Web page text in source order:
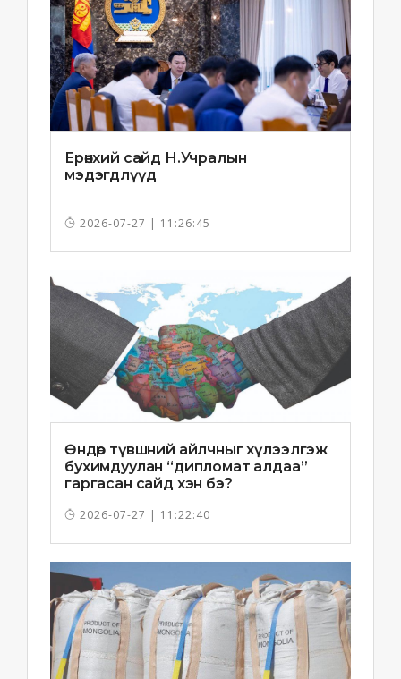
Ерөнхий сайд Н.Учралын
мэдэгдлүүд
2026-07-27 | 11:26:45
Өндөр түвшний айлчныг хүлээлгэж
бухимдуулан “дипломат алдаа”
гаргасан сайд хэн бэ?
2026-07-27 | 11:22:40